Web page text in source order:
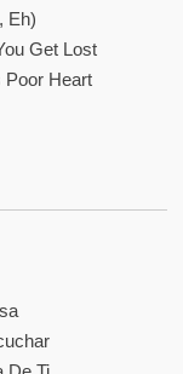
Eh)
Get Lost
Poor Heart